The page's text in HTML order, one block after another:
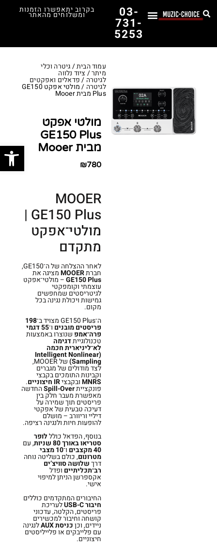
03-
731-
5253
בקרוב יתאפשרו הזמנות
ומשלוחים מהאתר
עמוד הבית/גיטרה וכלי
מיתר/ ציוד נלווה
לגיטרה /פדאלים ואפקטים
לגיטרה / מולטי אפקט GE150
Plus מבית Mooer
מולטי אפקט
GE150 Plus
מבית Mooer
₪780
MOOER
GE150 Plus |
מולטי־אפקט
מתקדם
לאחר ההצלחה של ה־GE150,
חברתMOOERמציגה את
GE150 Plus– מולטי־אפקט
עוצמתי וקומפקטי
לגיטריסטים שמחפשים
גמישות ויכולת נגינה בכל
מקום.
ה־GE150 Plus מצויד ב־
198
פריסטים מובנים ו־ 55 דגמי
פרה־אמפ שנוצרו באמצעות
טכנולוגייתדגימה
לא־ליניארית חכמה
(Intelligent Nonlinear
Sampling) של MOOER,
לצד מודולים של מגברים
וקבינות התומכים בקבצי
MNRSובקבציIR חיצוניים .
פונקצייתSpill-Overהחדשה
מאפשרת מעבר חלק בין
פריסטים תוך שמירה על
דעיכה טבעית של אפקטי
דיליי וריוורב – מושלם
להופעות חיות ולנגינה רציפה.
בנוסף, הפדאל כולללופר
סטריאו באורך 80 שניות , עם
40 מקצבים ו־ 10 מצבי
מטרונום, כולם בשליטה נוחה
דרךשלושה סוויצ’ים
רב־תכליתיים ופדל
אקספרשן הניתן למיפוי
אישי.
החיבורים המתקדמים כוללים
חיבור USB-C לעריכת
פריסטים, הקלטה, עדכוני
קושחה וחיבור למכשירים
ניידים, וכןכניסת AUX לנגינה
עם פלייבקים או פלייליסטים
חיצוניים.
פתח